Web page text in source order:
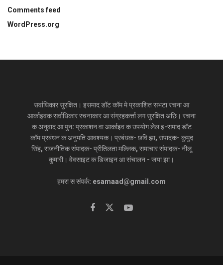
Comments feed
WordPress.org
सर्वाधिकार सुरक्षित। इसमाद डॉट कॉम मे प्रकाशित सभटा रचना आ
आर्काइवक सर्वाधिकार रचनाकार आ संग्रहकर्त्ता लग सुरक्षित अछि। रचना
क अनुवाद आ पुन: प्रकाशन वा आर्काइव क उपयोग लेल इ-समाद डॉट
कॉम प्रबंधन क अनुमति आवश्यक। प्रबंधक- छवि झा, संपादक- कुमुद
सिंह, राजनीतिक संपादक- प्रीतिलता मल्लिक, समाचार संपादक- नीलू
कुमारी। वेवसाइट क डिजाइन आ संचालन - जया झा।
हमरा स संपर्क: esamaad@gmail.com